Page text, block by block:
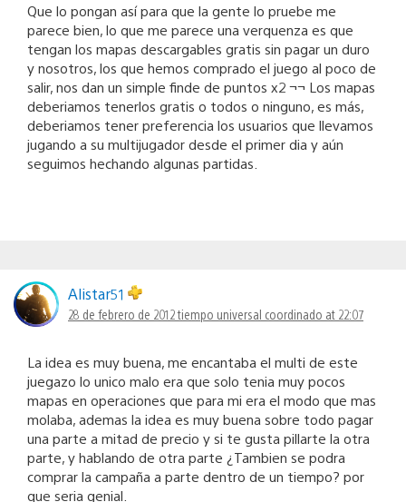
Que lo pongan así para que la gente lo pruebe me
parece bien, lo que me parece una verquenza es que
tengan los mapas descargables gratis sin pagar un duro
y nosotros, los que hemos comprado el juego al poco de
salir, nos dan un simple finde de puntos x2 ¬¬ Los mapas
deberiamos tenerlos gratis o todos o ninguno, es más,
deberiamos tener preferencia los usuarios que llevamos
jugando a su multijugador desde el primer dia y aún
seguimos hechando algunas partidas.
Alistar51
28 de febrero de 2012 tiempo universal coordinado at 22:07
La idea es muy buena, me encantaba el multi de este
juegazo lo unico malo era que solo tenia muy pocos
mapas en operaciones que para mi era el modo que mas
molaba, ademas la idea es muy buena sobre todo pagar
una parte a mitad de precio y si te gusta pillarte la otra
parte, y hablando de otra parte ¿Tambien se podra
comprar la campaña a parte dentro de un tiempo? por
que seria genial.